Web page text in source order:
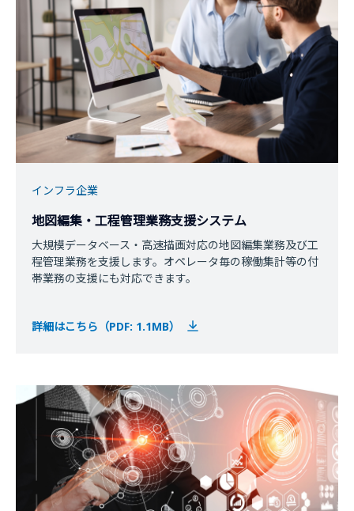
インフラ企業
地図編集・工程管理業務支援システム
大規模データベース・高速描画対応の地図編集業務及び工
程管理業務を支援します。オペレータ毎の稼働集計等の付
帯業務の支援にも対応できます。
詳細はこちら（PDF: 1.1MB）